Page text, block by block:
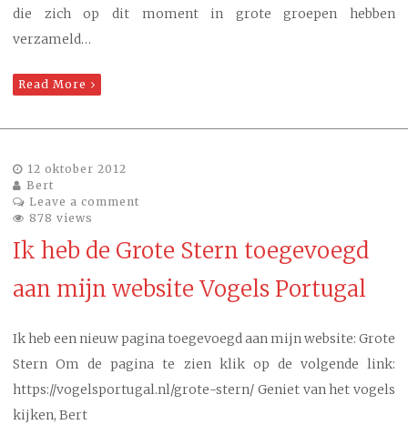
die zich op dit moment in grote groepen hebben
verzameld…
Read More
12 oktober 2012
Bert
Leave a comment
878 views
Ik heb de Grote Stern toegevoegd
aan mijn website Vogels Portugal
Ik heb een nieuw pagina toegevoegd aan mijn website: Grote
Stern Om de pagina te zien klik op de volgende link:
https://vogelsportugal.nl/grote-stern/ Geniet van het vogels
kijken, Bert